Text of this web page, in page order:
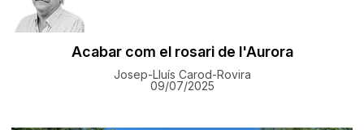
Acabar com el rosari de l'Aurora
Josep-Lluís Carod-Rovira
09/07/2025